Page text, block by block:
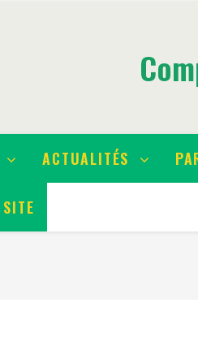
ACTUALITÉS